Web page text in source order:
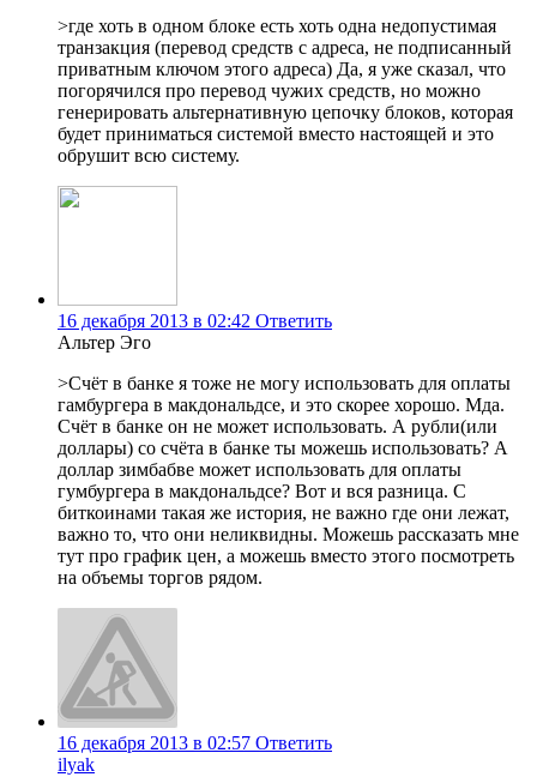
>где хоть в одном блоке есть хоть одна недопустимая
транзакция (перевод средств с адреса, не подписанный
приватным ключом этого адреса) Да, я уже сказал, что
погорячился про перевод чужих средств, но можно
генерировать альтернативную цепочку блоков, которая
будет приниматься системой вместо настоящей и это
обрушит всю систему.
16 декабря 2013 в 02:42 Ответить
Альтер Эго
>Счёт в банке я тоже не могу использовать для оплаты
гамбургера в макдональдсе, и это скорее хорошо. Мда.
Счёт в банке он не может использовать. А рубли(или
доллары) со счёта в банке ты можешь использовать? А
доллар зимбабве может использовать для оплаты
гумбургера в макдональдсе? Вот и вся разница. С
биткоинами такая же история, не важно где они лежат,
важно то, что они неликвидны. Можешь рассказать мне
тут про график цен, а можешь вместо этого посмотреть
на объемы торгов рядом.
16 декабря 2013 в 02:57 Ответить
ilyak